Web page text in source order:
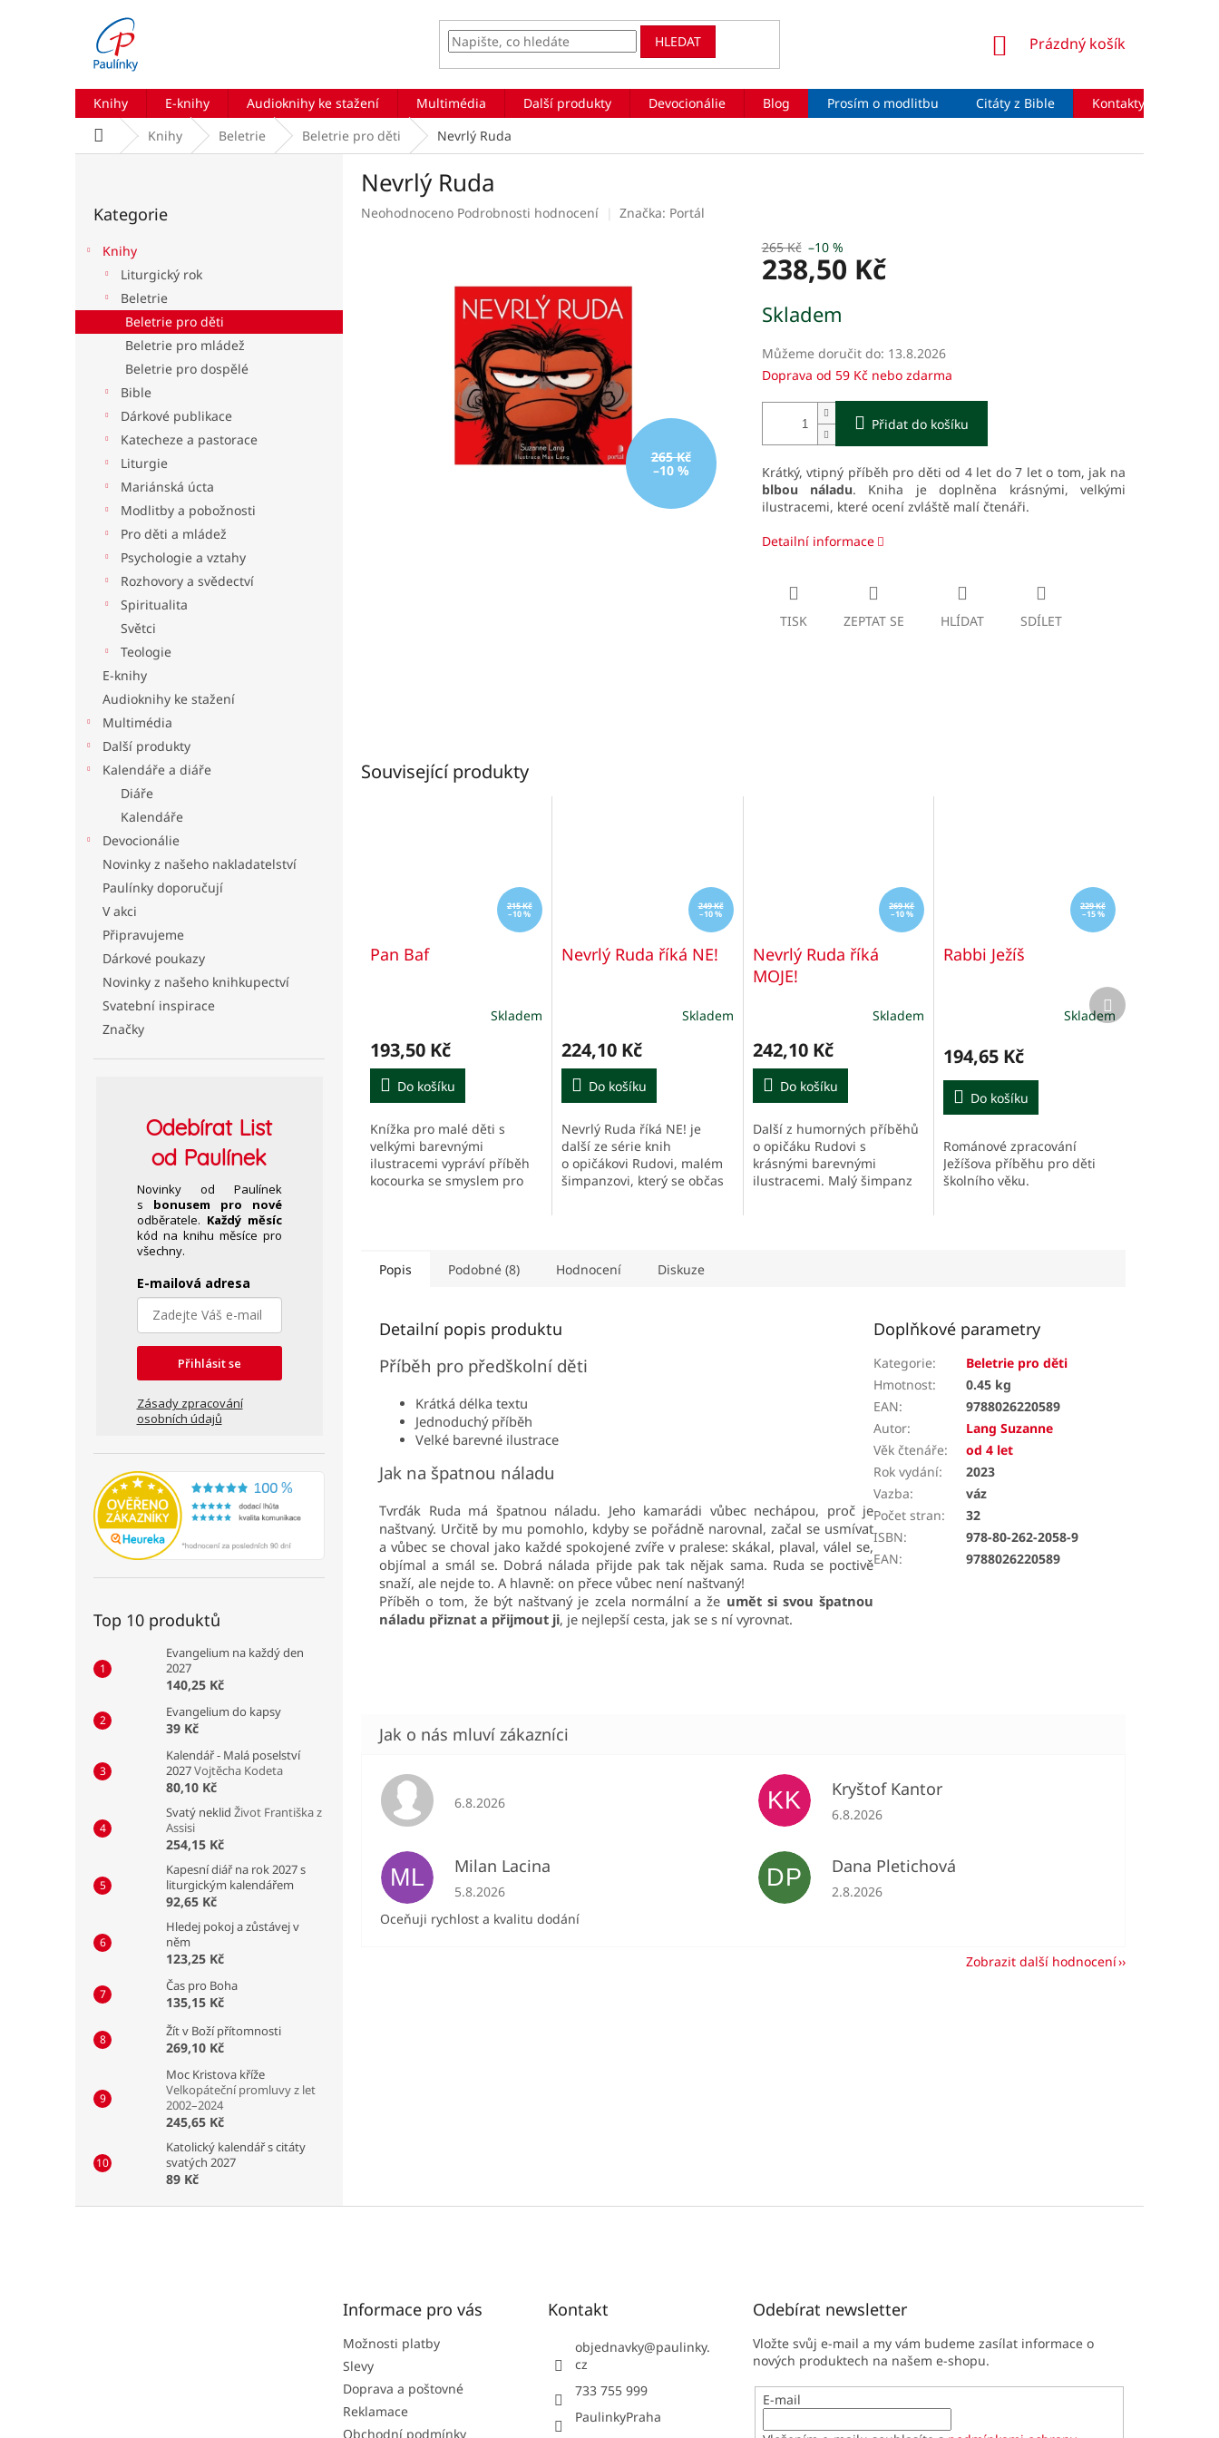
HLEDAT
NÁKUPNÍ
Prázdný košík
Knihy E-knihy Audioknihy ke stažení Multimédia Další produkty Devocionálie Blog Prosím o modlitbu Citáty z Bible Kontakty
Domů Knihy Beletrie Beletrie pro děti Nevrlý Ruda
kategorie
Kategorie
Knihy
Liturgický rok
Beletrie
Beletrie pro děti
Beletrie pro mládež
Beletrie pro dospělé
Bible
Dárkové publikace
Katecheze a pastorace
Liturgie
Mariánská úcta
Modlitby a pobožnosti
Pro děti a mládež
Psychologie a vztahy
Rozhovory a svědectví
Spiritualita
Světci
Teologie
E-knihy
Audioknihy ke stažení
Multimédia
Další produkty
Kalendáře a diáře
Diáře
Kalendáře
Devocionálie
Novinky z našeho nakladatelství
Paulínky doporučují
V akci
Připravujeme
Dárkové poukazy
Novinky z našeho knihkupectví
Svatební inspirace
Značky
OdebíratList
od Paulínek
Novinky od Paulínek
s bonusem pro nové
odběratele. Každý měsíc
kód na knihu měsíce pro
všechny.
E-mailová adresa
Přihlásit se
Zásady zpracování
osobních údajů
Top 10 produktů
Evangelium na každý den
2027
140,25 Kč
Evangelium do kapsy
39 Kč
Kalendář - Malá poselství
2027Vojtěcha Kodeta
80,10 Kč
Svatý neklid Život Františka z
Assisi
254,15 Kč
Kapesní diář na rok 2027 s
liturgickým kalendářem
92,65 Kč
Hledej pokoj a zůstávej v
něm
123,25 Kč
Čas pro Boha
135,15 Kč
Žít v Boží přítomnosti
269,10 Kč
Moc Kristova kříže
Velkopáteční promluvy z let
2002–2024
245,65 Kč
Katolický kalendář s citáty
svatých 2027
89 Kč
Nevrlý Ruda
Průměrné
Neohodnoceno Podrobnosti hodnocení Značka: Portál
265 Kč
–10 %
265 Kč –10 %
238,50 Kč
cena:
Skladem
Můžeme doručit do: 13.8.2026
Doprava od 59 Kč nebo zdarma
Přidat do košíku
Krátký, vtipný příběh pro děti od 4 let do 7 let o tom, jak na
blbou náladu. Kniha je doplněna krásnými, velkými
ilustracemi, které ocení zvláště malí čtenáři.
Detailní informace
TISK ZEPTAT SE HLÍDAT SDÍLET
Související produkty
215 Kč
–10 %
Pan Baf
Skladem
193,50 Kč
Do košíku
Knížka pro malé děti s
velkými barevnými
ilustracemi vypráví příběh
kocourka se smyslem pro
249 Kč
–10 %
Nevrlý Ruda říká NE!
Skladem
224,10 Kč
Do košíku
Nevrlý Ruda říká NE! je
další ze série knih
o opičákovi Rudovi, malém
šimpanzovi, který se občas
269 Kč
–10 %
Nevrlý Ruda říká
MOJE!
Skladem
242,10 Kč
Do košíku
Další z humorných příběhů
o opičáku Rudovi s
krásnými barevnými
ilustracemi. Malý šimpanz
229 Kč
–15 %
Rabbi Ježíš
produktu
5,0
hvězdiček.
Skladem
194,65 Kč
Do košíku
Románové zpracování
Ježíšova příběhu pro děti
školního věku.
Další
produkt
Popis Podobné (8) Hodnocení Diskuze
Detailní popis produktu
Příběh pro předškolní děti
Krátká délka textu
Jednoduchý příběh
Velké barevné ilustrace
Jak na špatnou náladu
Tvrďák Ruda má špatnou náladu. Jeho kamarádi vůbec nechápou, proč je
naštvaný. Určitě by mu pomohlo, kdyby se pořádně narovnal, začal se usmívat
a vůbec se choval jako každé spokojené zvíře v pralese: skákal, plaval, válel se,
objímal a smál se. Dobrá nálada přijde pak tak nějak sama. Ruda se poctivě
snaží, ale nejde to. A hlavně: on přece vůbec není naštvaný!
Příběh o tom, že být naštvaný je zcela normální a že umět si svou špatnou
náladu přiznat a přijmout ji, je nejlepší cesta, jak se s ní vyrovnat.
Doplňkové parametry
Kategorie:
Beletrie pro děti
Hmotnost:
0.45 kg
EAN:
9788026220589
Autor:
Lang Suzanne
Věk čtenáře:
od 4 let
Rok vydání:
2023
Vazba:
váz
Počet stran:
32
ISBN:
978-80-262-2058-9
EAN: 9788026220589
Hodnocení obchodu je 5 z 5 hvězdiček.
6.8.2026 KK Kryštof Kantor
Hodnocení obchodu je 5 z 5 hvězdiček.
6.8.2026
ML Milan Lacina
Hodnocení obchodu je 5 z 5 hvězdiček.
5.8.2026
Oceňuji rychlost a kvalitu dodání
DP Dana Pletichová
Hodnocení obchodu je 5 z 5 hvězdiček.
2.8.2026
Zobrazit další hodnocení
Informace pro vás
Možnosti platby
Slevy
Doprava a poštovné
Reklamace
Obchodní podmínky
Kontakt
objednavky@paulinky.
cz
733 755 999
PaulinkyPraha
Odebírat newsletter
Vložte svůj e-mail a my vám budeme zasílat informace o
nových produktech na našem e-shopu.
E-mail